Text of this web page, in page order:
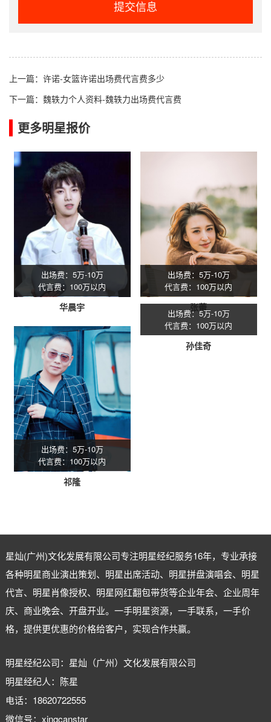
提交信息
上一篇： 许诺-女篮许诺出场费代言费多少
下一篇： 魏轶力个人资料-魏轶力出场费代言费
更多明星报价
出场费：5万-10万
代言费：100万以内
华晨宇
出场费：5万-10万
代言费：100万以内
张蕾
出场费：5万-10万
代言费：100万以内
祁隆
出场费：5万-10万
代言费：100万以内
孙佳奇
星灿(广州)文化发展有限公司专注明星经纪服务16年，专业承接
各种明星商业演出策划、明星出席活动、明星拼盘演唱会、明星
代言、明星肖像授权、明星网红翻包带货等企业年会、企业周年
庆、商业晚会、开盘开业。一手明星资源，一手联系，一手价
格，提供更优惠的价格给客户，实现合作共赢。
明星经纪公司：星灿（广州）文化发展有限公司
明星经纪人：陈星
电话：18620722555
微信号：xingcanstar